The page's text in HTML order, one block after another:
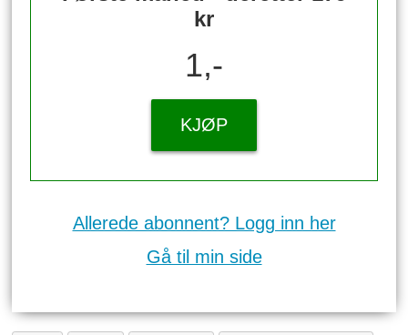
kr
1,-
KJØP
Allerede abonnent? Logg inn her
Gå til min side